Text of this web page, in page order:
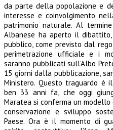
da parte della popolazione e
interesse e coinvolgimento
patrimonio naturale. Al
Albanese ha aperto il
pubblico, come previsto dal
perimetrazione ufficiale e i
saranno pubblicati sull’Albo
15 giorni dalla pubblicazione,
Ministero. Questo traguardo è
ben 33 anni fa, che oggi
Maratea si conferma un
conservazione e sviluppo
Paese. Ora è il momento di